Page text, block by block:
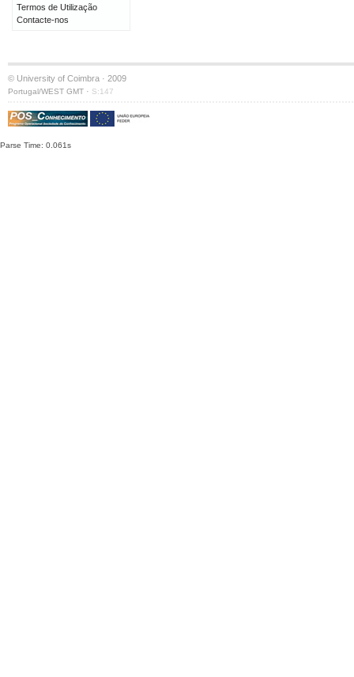
Termos de Utilização
Contacte-nos
© University of Coimbra · 2009
Portugal/WEST GMT · S:147
Parse Time: 0.061s